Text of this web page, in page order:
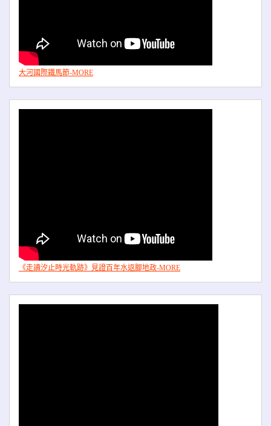
大河國際鐵馬節-MORE
《走讀汐止時光軌跡》見證百年水返腳地政-MORE